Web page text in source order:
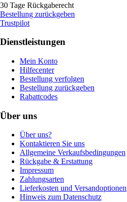
30 Tage Rückgaberecht
Bestellung zurückgeben
Trustpilot
Dienstleistungen
Mein Konto
Hilfecenter
Bestellung verfolgen
Bestellung zurückgeben
Rabattcodes
Über uns
Über uns?
Kontaktieren Sie uns
Allgemeine Verkaufsbedingungen
Rückgabe & Erstattung
Impressum
Zahlungsarten
Lieferkosten und Versandoptionen
Hinweis zum Datenschutz